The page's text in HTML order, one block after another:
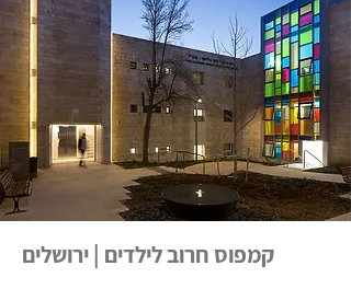
קמפוס חרוב לילדים | ירושלים